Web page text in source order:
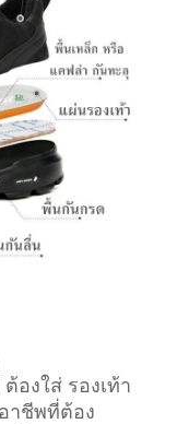
องใส่ รองเท้า
าชีพที่ต้อง